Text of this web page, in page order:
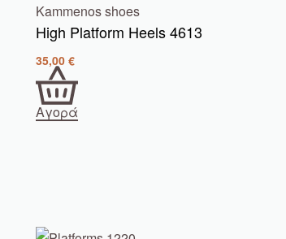
Kammenos shoes
Ηigh Platform Heels 4613
35,00 €
Αγορά